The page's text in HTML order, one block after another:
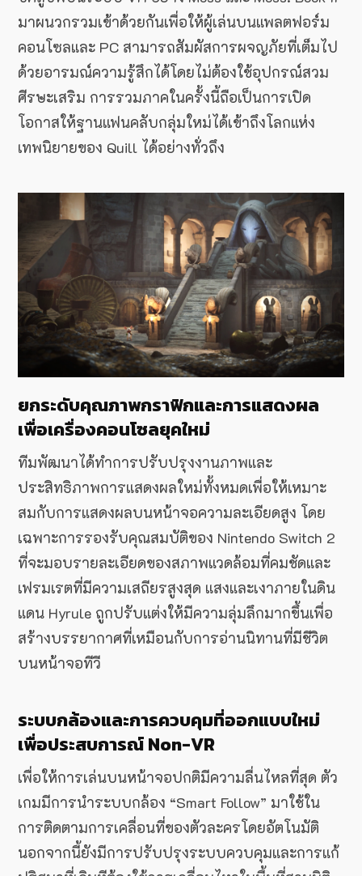
มาผนวกรวมเข้าด้วยกันเพื่อให้ผู้เล่นบนแพลตฟอร์ม
คอนโซลและ PC สามารถสัมผัสการผจญภัยที่เต็มไป
ด้วยอารมณ์ความรู้สึกได้โดยไม่ต้องใช้อุปกรณ์สวม
ศีรษะเสริม การรวมภาคในครั้งนี้ถือเป็นการเปิด
โอกาสให้ฐานแฟนคลับกลุ่มใหม่ได้เข้าถึงโลกแห่ง
เทพนิยายของ Quill ได้อย่างทั่วถึง
ยกระดับคุณภาพกราฟิกและการแสดงผล
เพื่อเครื่องคอนโซลยุคใหม่
ทีมพัฒนาได้ทำการปรับปรุงงานภาพและ
ประสิทธิภาพการแสดงผลใหม่ทั้งหมดเพื่อให้เหมาะ
สมกับการแสดงผลบนหน้าจอความละเอียดสูง โดย
เฉพาะการรองรับคุณสมบัติของ Nintendo Switch 2
ที่จะมอบรายละเอียดของสภาพแวดล้อมที่คมชัดและ
เฟรมเรตที่มีความเสถียรสูงสุด แสงและเงาภายในดิน
แดน Hyrule ถูกปรับแต่งให้มีความลุ่มลึกมากขึ้นเพื่อ
สร้างบรรยากาศที่เหมือนกับการอ่านนิทานที่มีชีวิต
บนหน้าจอทีวี
ระบบกล้องและการควบคุมที่ออกแบบใหม่
เพื่อประสบการณ์ Non-VR
เพื่อให้การเล่นบนหน้าจอปกติมีความลื่นไหลที่สุด ตัว
เกมมีการนำระบบกล้อง “Smart Follow” มาใช้ใน
การติดตามการเคลื่อนที่ของตัวละครโดยอัตโนมัติ
นอกจากนี้ยังมีการปรับปรุงระบบควบคุมและการแก้